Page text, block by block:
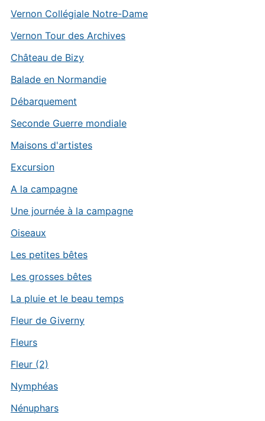
Vernon Collégiale Notre-Dame
Vernon Tour des Archives
Château de Bizy
Balade en Normandie
Débarquement
Seconde Guerre mondiale
Maisons d'artistes
Excursion
A la campagne
Une journée à la campagne
Oiseaux
Les petites bêtes
Les grosses bêtes
La pluie et le beau temps
Fleur de Giverny
Fleurs
Fleur (2)
Nymphéas
Nénuphars